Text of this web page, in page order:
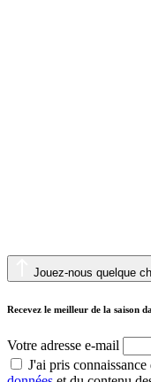
Jouez-nous quelque
Recevez le meilleur de la saison
Votre adresse e-mail
J'ai pris